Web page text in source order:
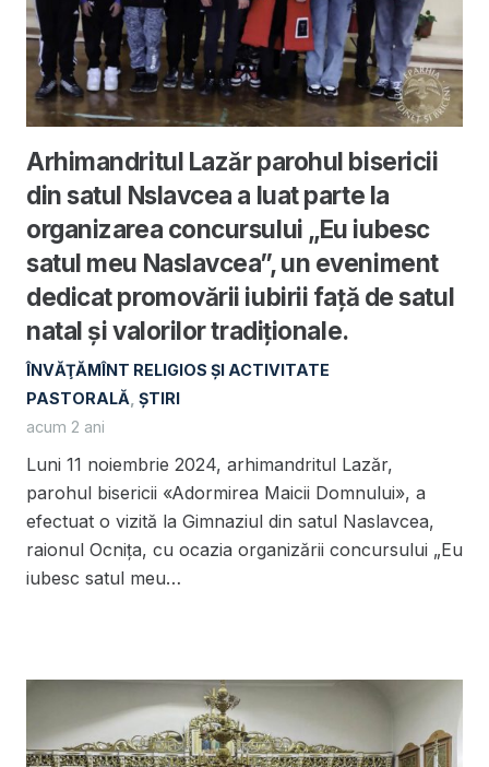
Arhimandritul Lazăr parohul bisericii
din satul Nslavcea a luat parte la
organizarea concursului „Eu iubesc
satul meu Naslavcea”, un eveniment
dedicat promovării iubirii față de satul
natal și valorilor tradiționale.
ÎNVĂŢĂMÎNT RELIGIOS ŞI ACTIVITATE
PASTORALĂ ȘTIRI
acum 2 ani
Luni 11 noiembrie 2024, arhimandritul Lazăr,
parohul bisericii «Adormirea Maicii Domnului», a
efectuat o vizită la Gimnaziul din satul Naslavcea,
raionul Ocnița, cu ocazia organizării concursului „Eu
iubesc satul meu…